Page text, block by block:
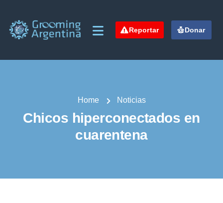
Reportar Donar
Home Noticias
Chicos hiperconectados en
cuarentena